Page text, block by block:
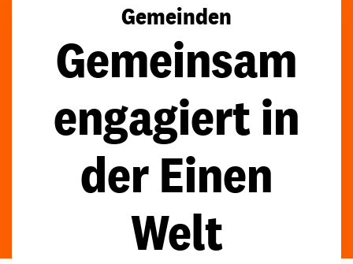
Gemeinden
Gemeinsam
engagiert in
der Einen
Welt